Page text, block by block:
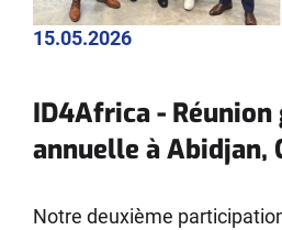
15.05.2026
ID4Africa - Réunion
annuelle à Abidjan,
Notre deuxième